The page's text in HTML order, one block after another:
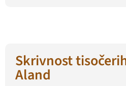
Skrivnost
Aland